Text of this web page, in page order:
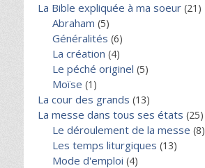
La Bible expliquée à ma soeur (21)
Abraham (5)
Généralités (6)
La création (4)
Le péché originel (5)
Moïse (1)
La cour des grands (13)
La messe dans tous ses états (25)
Le déroulement de la messe (8)
Les temps liturgiques (13)
Mode d'emploi (4)